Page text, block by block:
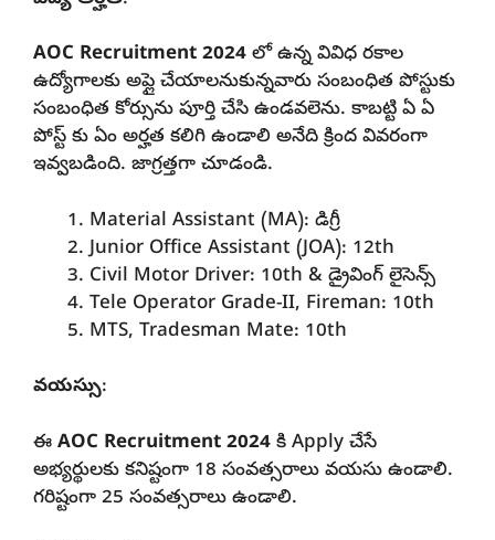
AOC Recruitment 2024 లో ఉన్న వివిధ రకాల
ఉద్యోగాలకు అప్లై చేయాలనుకున్నవారు సంబంధిత పోస్టుకు
సంబంధిత కోర్సును పూర్తి చేసి ఉండవలెను. కాబట్టి ఏ ఏ
పోస్ట్ కు ఏం అర్హత కలిగి ఉండాలి అనేది క్రింద వివరంగా
ఇవ్వబడింది. జాగ్రత్తగా చూడండి.
Material Assistant (MA): డిగ్రీ
Junior Office Assistant (JOA): 12th
Civil Motor Driver: 10th & డ్రైవింగ్ లైసెన్స్
Tele Operator Grade-II, Fireman: 10th
MTS, Tradesman Mate: 10th
వయస్సు:
ఈ AOC Recruitment 2024 కి Apply చేసే
అభ్యర్థులకు కనిష్టంగా 18 సంవత్సరాలు వయసు ఉండాలి.
గరిష్టంగా 25 సంవత్సరాలు ఉండాలి.